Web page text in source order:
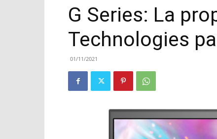
G Series: La
Technologies
01/11/2021